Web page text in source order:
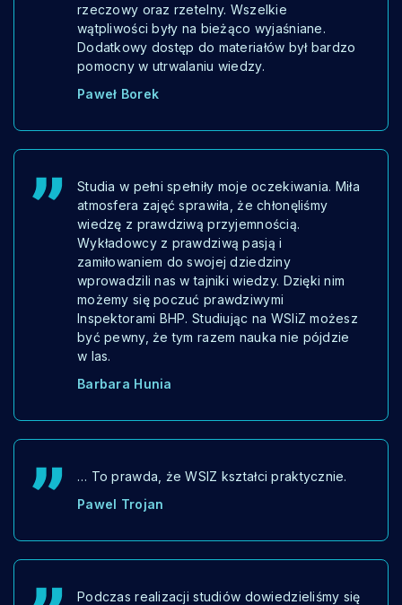
rzeczowy oraz rzetelny. Wszelkie
wątpliwości były na bieżąco wyjaśniane.
Dodatkowy dostęp do materiałów był bardzo
pomocny w utrwalaniu wiedzy.
Paweł Borek
Studia w pełni spełniły moje oczekiwania. Miła
atmosfera zajęć sprawiła, że chłonęliśmy
wiedzę z prawdziwą przyjemnością.
Wykładowcy z prawdziwą pasją i
zamiłowaniem do swojej dziedziny
wprowadzili nas w tajniki wiedzy. Dzięki nim
możemy się poczuć prawdziwymi
Inspektorami BHP. Studiując na WSIiZ możesz
być pewny, że tym razem nauka nie pójdzie
w las.
Barbara Hunia
… To prawda, że WSIZ kształci praktycznie.
Pawel Trojan
Podczas realizacji studiów dowiedzieliśmy się